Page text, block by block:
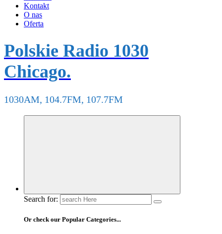
Kontakt
O nas
Oferta
Polskie Radio 1030
Chicago.
1030AM, 104.7FM, 107.7FM
Search for:
Or check our Popular Categories...